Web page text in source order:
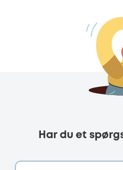
Har du et